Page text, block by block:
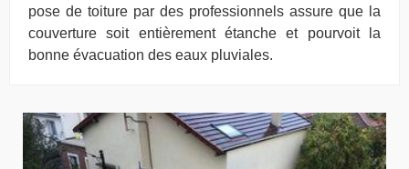
pose de toiture par des professionnels assure que la
couverture soit entièrement étanche et pourvoit la
bonne évacuation des eaux pluviales.